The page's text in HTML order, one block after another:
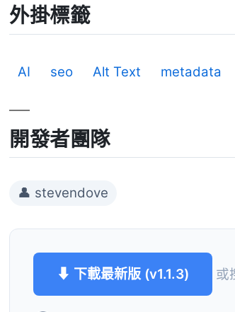
外掛標籤
AI seo Alt Text metadata
開發者團隊
👤 stevendove
⬇ 下載最新版 (v1.1.3) 或